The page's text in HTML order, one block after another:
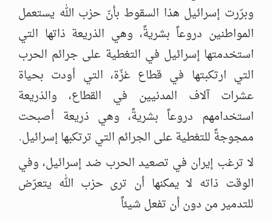
وبرّرت إسرائيل هذا السقوط بأنّ حزب الله يستعمل
المواطنين دروعاً بشريةً، وهي الذريعة ذاتها التي
استخدمتها إسرائيل في التغطية على جرائم الحرب
التي ارتكبتها في قطاع غزّة، التي أودت بحياة
عشرات آلاف المدنيين في القطاع، والذريعة
استخدامهم دروعاً بشريةً، وهي ذريعة أصبحت
ممجوجةً للتغطية على الجرائم التي ترتكبها إسرائيل.
لا ترغب إيران في تصعيد الحرب ضد إسرائيل، وفي
الوقت ذاته لا يمكنها أن ترى حزب الله يتعرّض
للتدمير من دون أن تفعل شيئاً